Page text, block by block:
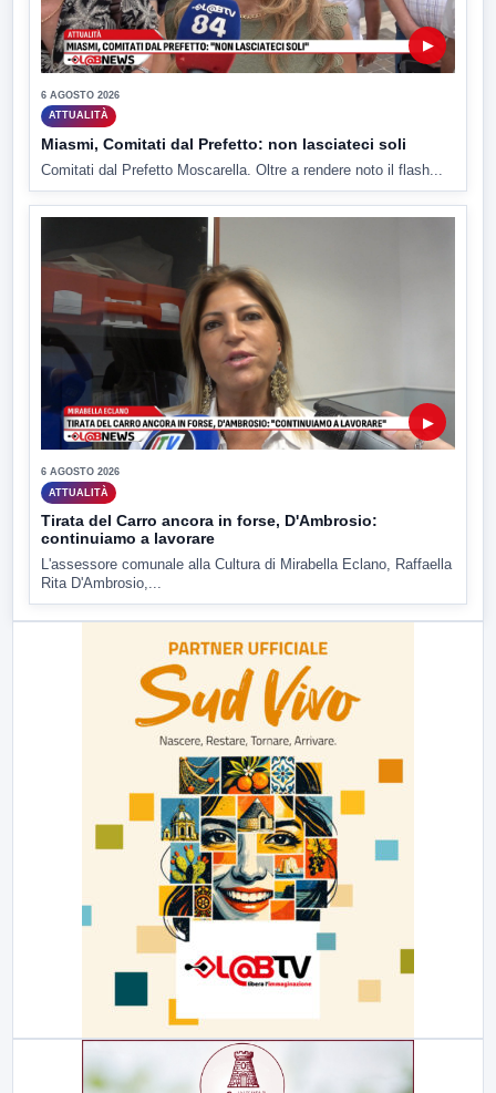
▶
6 AGOSTO 2026
ATTUALITÀ
Miasmi, Comitati dal Prefetto: non lasciateci soli
Comitati dal Prefetto Moscarella. Oltre a rendere noto il flash...
▶
6 AGOSTO 2026
ATTUALITÀ
Tirata del Carro ancora in forse, D'Ambrosio:
continuiamo a lavorare
L'assessore comunale alla Cultura di Mirabella Eclano, Raffaella
Rita D'Ambrosio,...